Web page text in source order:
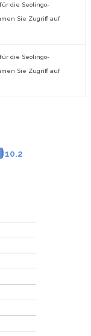
die Seolingo-
Sie Zugriff auf
die Seolingo-
Sie Zugriff auf
10.2